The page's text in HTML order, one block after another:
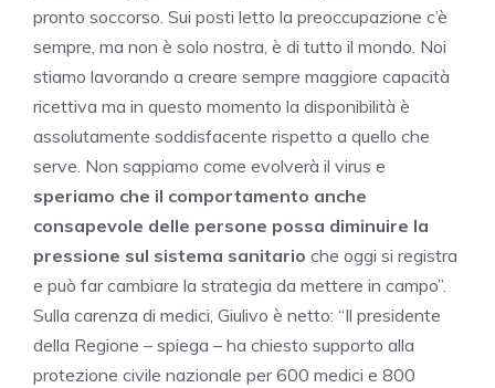
pronto soccorso. Sui posti letto la preoccupazione c’è
sempre, ma non è solo nostra, è di tutto il mondo. Noi
stiamo lavorando a creare sempre maggiore capacità
ricettiva ma in questo momento la disponibilità è
assolutamente soddisfacente rispetto a quello che
serve. Non sappiamo come evolverà il virus e
speriamo che il comportamento anche
consapevole delle persone possa diminuire la
pressione sul sistema sanitario che oggi si registra
e può far cambiare la strategia da mettere in campo”.
Sulla carenza di medici, Giulivo è netto: “Il presidente
della Regione – spiega – ha chiesto supporto alla
protezione civile nazionale per 600 medici e 800